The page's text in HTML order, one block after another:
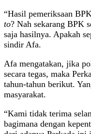
“Hasil pemeriksaan
to? Nah sekarang BPK
saja hasilnya. Apakah
sindir Afa.
Afa mengatakan, jika
secara tegas, maka
tahun-tahun berikut.
masyarakat.
“Kami tidak terima
bagimana dengan